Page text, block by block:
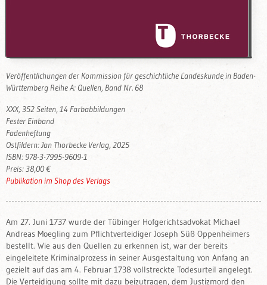
Veröffentlichungen der Kommission für geschichtliche Landeskunde in Baden-
Württemberg Reihe A: Quellen, Band Nr. 68
XXX, 352 Seiten, 14 Farbabbildungen
Fester Einband
Fadenheftung
Ostfildern: Jan Thorbecke Verlag, 2025
ISBN: 978-3-7995-9609-1
Preis: 38,00 €
Publikation im Shop des Verlags
Am 27. Juni 1737 wurde der Tübinger Hofgerichtsadvokat Michael
Andreas Moegling zum Pflichtverteidiger Joseph Süß Oppenheimers
bestellt. Wie aus den Quellen zu erkennen ist, war der bereits
eingeleitete Kriminalprozess in seiner Ausgestaltung von Anfang an
gezielt auf das am 4. Februar 1738 vollstreckte Todesurteil angelegt.
Die Verteidigung sollte mit dazu beizutragen, dem Justizmord den